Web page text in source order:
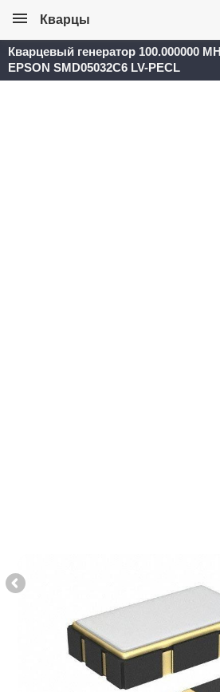
Кварцы
Кварцевый генератор 100.000000
EPSON SMD05032C6 LV-PECL